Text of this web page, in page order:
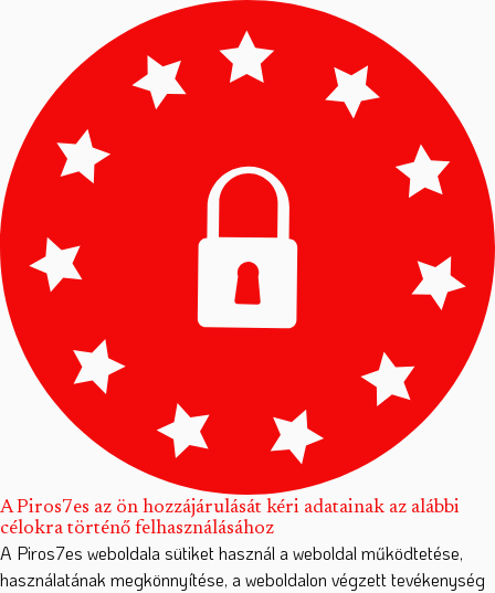
A Piros7es az ön hozzájárulását kéri adatainak az alábbi
célokra történő felhasználásához
A Piros7es weboldala sütiket használ a weboldal működtetése,
használatának megkönnyítése, a weboldalon végzett tevékenység